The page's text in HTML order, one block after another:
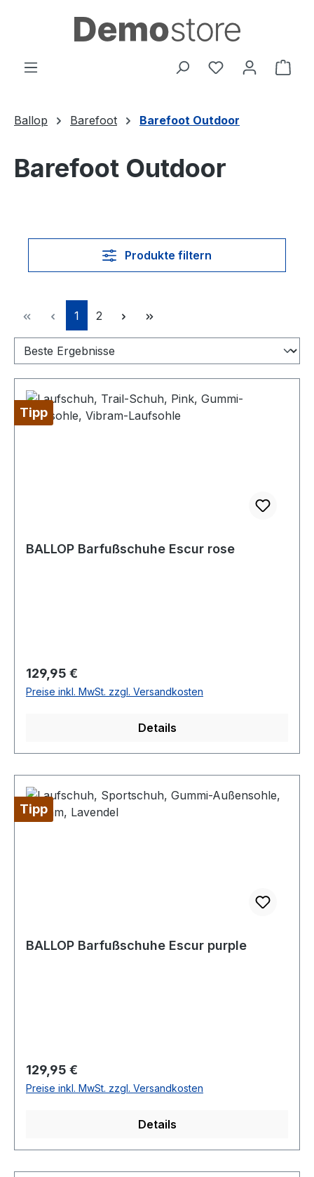
Zum Hauptinhalt springen
Du hast 0
Ballop Barefoot Barefoot Outdoor
Barefoot Outdoor
Produkte filtern
Seite
1 Seite
2
Tipp
BALLOP Barfußschuhe Escur rose
Regulärer Preis:
129,95 €
Preise inkl. MwSt. zzgl. Versandkosten
Details
Tipp
BALLOP Barfußschuhe Escur purple
Regulärer Preis:
129,95 €
Preise inkl. MwSt. zzgl. Versandkosten
Details